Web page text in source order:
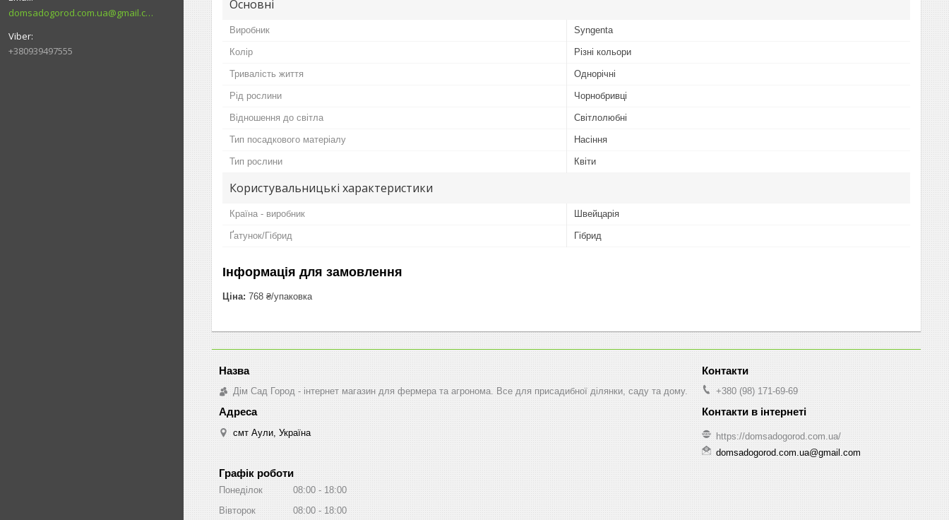
domsadogorod.com.ua@gmail.com
+380939497555
Основні
Виробник Syngenta
Колір Різні кольори
Тривалість життя Однорічні
Рід рослини Чорнобривці
Відношення до світла Світлолюбні
Тип посадкового матеріалу Насіння
Тип рослини Квіти
Користувальницькі характеристики
Країна - виробник Швейцарія
Ґатунок/Гібрид Гібрид
Інформація для замовлення
Ціна: 768 ₴/упаковка
Дім Сад Город - інтернет магазин для фермера та агронома. Все для присадибної ділянки, саду та дому.
смт Аули, Україна
+380 (98) 171-69-69
https://domsadogorod.com.ua/
domsadogorod.com.ua@gmail.com
Графік роботи
Понеділок 08:00
18:00
Вівторок
08:00 18:00